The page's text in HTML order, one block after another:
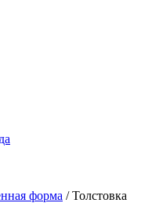
форма /Толстовка